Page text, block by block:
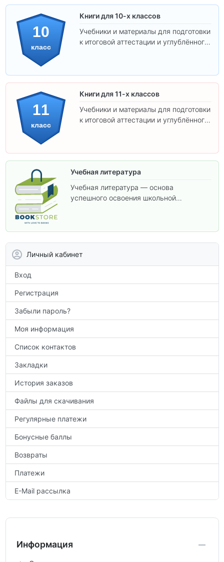
10
класс
Книги для 10-х классов
Учебники и материалы для подготовки
к итоговой аттестации и углублённого
11
класс
Книги для 11-х классов
Учебники и материалы для подготовки
к итоговой аттестации и углублённого
Учебная литература
Учебная литература — основа
успешного освоения школьной
Личный кабинет
Вход
Регистрация
Забыли пароль?
Моя информация
Список контактов
Закладки
История заказов
Файлы для скачивания
Регулярные платежи
Бонусные баллы
Возвраты
Платежи
E-Mail рассылка
Информация